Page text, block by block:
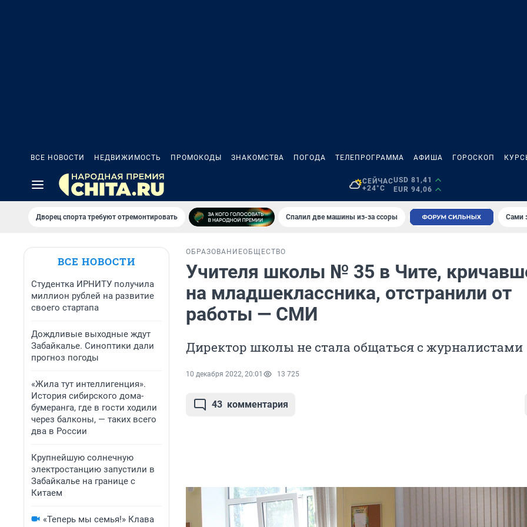
ВСЕ НОВОСТИ НЕДВИЖИМОСТЬ ПРОМОКОДЫ ЗНАКОМСТВА ПОГОДА ТЕЛЕПРОГРАММА АФИША ГОРОСКОП
СЕЙЧАС
+24°C
USD 81,41
EUR 94,06
Дворец спорта требуют отремонтировать Спалил две машины из-за ссоры Сами
ВСЕ НОВОСТИ
Студентка ИРНИТУ получила
миллион рублей на развитие
своего стартапа
Дождливые выходные ждут
Забайкалье. Синоптики дали
прогноз погоды
«Жила тут интеллигенция».
История сибирского дома-
бумеранга, где в гости ходили
через балконы, — таких всего
два в России
Крупнейшую солнечную
электростанцию запустили в
Забайкалье на границе с
Китаем
«Теперь мы семья!» Клава
ОБРАЗОВАНИЕОБЩЕСТВО
Учителя школы № 35 в Чите,
на младшеклассника, отстранили от
работы — СМИ
Директор школы не стала общаться с журналистами
10 декабря 2022, 20:01 13 725
43 комментария